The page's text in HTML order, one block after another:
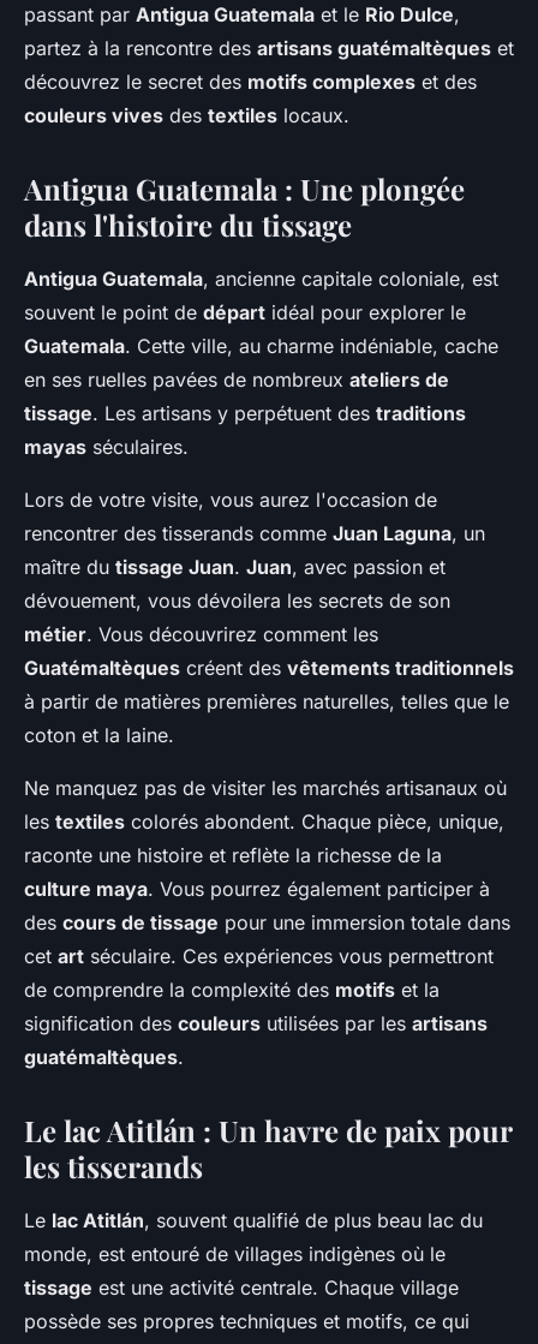
passant par Antigua Guatemala et le Rio Dulce,
partez à la rencontre des artisans guatémaltèques et
découvrez le secret des motifs complexes et des
couleurs vives des textiles locaux.
Antigua Guatemala : Une plongée
dans l'histoire du tissage
Antigua Guatemala, ancienne capitale coloniale, est
souvent le point de départ idéal pour explorer le
Guatemala. Cette ville, au charme indéniable, cache
en ses ruelles pavées de nombreux ateliers de
tissage. Les artisans y perpétuent des traditions
mayas séculaires.
Lors de votre visite, vous aurez l'occasion de
rencontrer des tisserands comme Juan Laguna, un
maître du tissage Juan. Juan, avec passion et
dévouement, vous dévoilera les secrets de son
métier. Vous découvrirez comment les
Guatémaltèques créent des vêtements traditionnels
à partir de matières premières naturelles, telles que le
coton et la laine.
Ne manquez pas de visiter les marchés artisanaux où
les textiles colorés abondent. Chaque pièce, unique,
raconte une histoire et reflète la richesse de la
culture maya. Vous pourrez également participer à
des cours de tissage pour une immersion totale dans
cet art séculaire. Ces expériences vous permettront
de comprendre la complexité des motifs et la
signification des couleurs utilisées par les artisans
guatémaltèques.
Le lac Atitlán : Un havre de paix pour
les tisserands
Le lac Atitlán, souvent qualifié de plus beau lac du
monde, est entouré de villages indigènes où le
tissage est une activité centrale. Chaque village
possède ses propres techniques et motifs, ce qui